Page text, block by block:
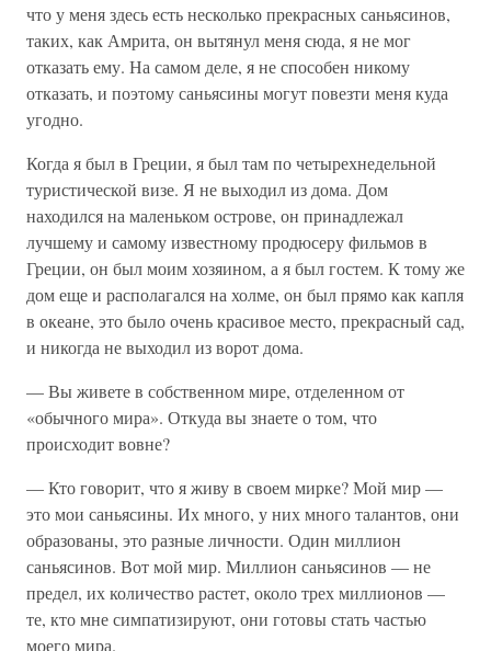
что у меня здесь есть несколько прекрасных саньясинов,
таких, как Амрита, он вытянул меня сюда, я не мог
отказать ему. На самом деле, я не способен никому
отказать, и поэтому саньясины могут повезти меня куда
угодно.
Когда я был в Греции, я был там по четырехнедельной
туристической визе. Я не выходил из дома. Дом
находился на маленьком острове, он принадлежал
лучшему и самому известному продюсеру фильмов в
Греции, он был моим хозяином, а я был гостем. К тому же
дом еще и располагался на холме, он был прямо как капля
в океане, это было очень красивое место, прекрасный сад,
и никогда не выходил из ворот дома.
— Вы живете в собственном мире, отделенном от
«обычного мира». Откуда вы знаете о том, что
происходит вовне?
— Кто говорит, что я живу в своем мирке? Мой мир —
это мои саньясины. Их много, у них много талантов, они
образованы, это разные личности. Один миллион
саньясинов. Вот мой мир. Миллион саньясинов — не
предел, их количество растет, около трех миллионов —
те, кто мне симпатизируют, они готовы стать частью
моего мира.